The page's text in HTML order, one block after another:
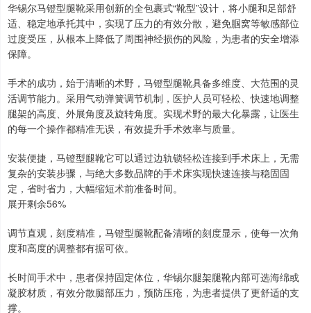
华锡尔马镫型腿靴采用创新的全包裹式“靴型”设计，将小腿和足部舒
适、稳定地承托其中，实现了压力的有效分散，避免腘窝等敏感部位
过度受压，从根本上降低了周围神经损伤的风险，为患者的安全增添
保障。
手术的成功，始于清晰的术野，马镫型腿靴具备多维度、大范围的灵
活调节能力。采用气动弹簧调节机制，医护人员可轻松、快速地调整
腿架的高度、外展角度及旋转角度。实现术野的最大化暴露，让医生
的每一个操作都精准无误，有效提升手术效率与质量。
安装便捷，马镫型腿靴它可以通过边轨锁轻松连接到手术床上，无需
复杂的安装步骤，与绝大多数品牌的手术床实现快速连接与稳固固
定，省时省力，大幅缩短术前准备时间。
展开剩余56%
调节直观，刻度精准，马镫型腿靴配备清晰的刻度显示，使每一次角
度和高度的调整都有据可依。
长时间手术中，患者保持固定体位，华锡尔腿架腿靴内部可选海绵或
凝胶材质，有效分散腿部压力，预防压疮，为患者提供了更舒适的支
撑。